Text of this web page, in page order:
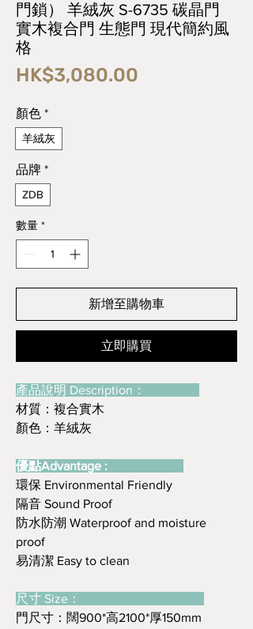
門鎖） 羊絨灰 S-6735 碳晶門
實木複合門 生態門 現代簡約風
格
HK$3,080.00
顏色 *
羊絨灰
品牌 *
ZDB
數量 *
新增至購物車
立即購買
產品說明 Description：
材質：複合實木
顏色：羊絨灰
優點Advantage :
環保 Environmental Friendly
隔音 Sound Proof
防水防潮 Waterproof and moisture
proof
易清潔 Easy to clean
尺寸 Size：
門尺寸：闊900*高2100*厚150mm